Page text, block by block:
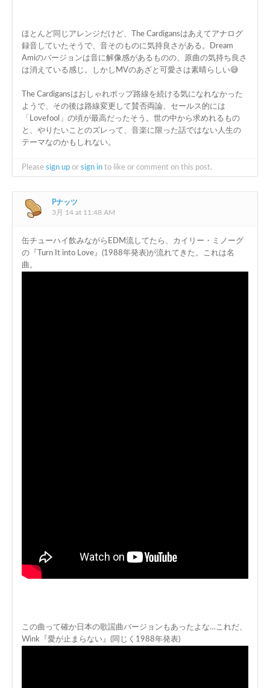
ほとんど同じアレンジだけど、The Cardigansはあえてアナログ
録音していたそうで、音そのものに気持良さがある。Dream
Amiのバージョンは音に解像感があるものの、原曲の気持ち良さ
は消えている感じ。しかしMVのあざと可愛さは素晴らしい😅
The Cardigansはおしゃれポップ路線を続ける気になれなかった
ようで、その後は路線変更して賛否両論、セールス的には
「Lovefool」の頃が最高だったそう。世の中から求めれるもの
と、やりたいことのズレって、音楽に限った話ではない人生の
テーマなのかもしれない。
Please sign up or sign in to like or comment on this post.
Pナッツ
3月 14 at 11:48 AM
缶チューハイ飲みながらEDM流してたら、カイリー・ミノーグ
の『Turn It into Love』(1988年発表)が流れてきた。これは名
曲。
この曲って確か日本の歌謡曲バージョンもあったよな…これだ、
Wink『愛が止まらない』(同じく1988年発表)